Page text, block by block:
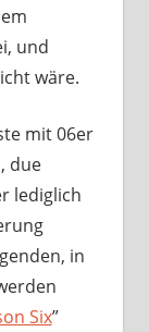
und
wäre.
mit 06er
due
lediglich
in
Six”